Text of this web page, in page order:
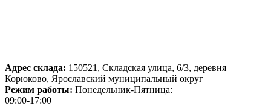
Адрес склада: 150521, Складская улица, 6/3, деревня
Корюково, Ярославский муниципальный округ
Режим работы: Понедельник-Пятница:
09:00-17:00